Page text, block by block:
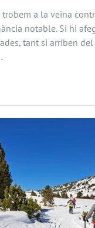
trobem a la veïna
notable. Si hi
tant si arriben